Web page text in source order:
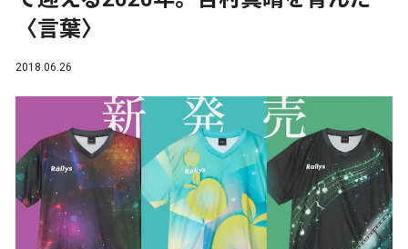
〈言葉〉
2018.06.26